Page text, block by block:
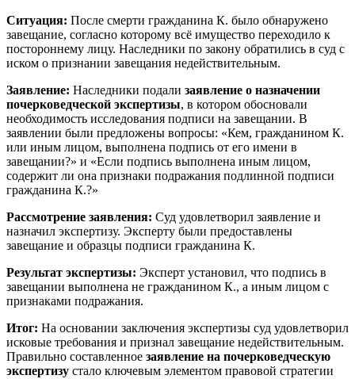
Ситуация: После смерти гражданина К. было обнаружено
завещание, согласно которому всё имущество переходило к
постороннему лицу. Наследники по закону обратились в суд с
иском о признании завещания недействительным.
Заявление: Наследники подали заявление о назначении
почерковедческой экспертизы, в котором обосновали
необходимость исследования подписи на завещании. В
заявлении были предложены вопросы: «Кем, гражданином К.
или иным лицом, выполнена подпись от его имени в
завещании?» и «Если подпись выполнена иным лицом,
содержит ли она признаки подражания подлинной подписи
гражданина К.?»
Рассмотрение заявления: Суд удовлетворил заявление и
назначил экспертизу. Эксперту были предоставлены
завещание и образцы подписи гражданина К.
Результат экспертизы: Эксперт установил, что подпись в
завещании выполнена не гражданином К., а иным лицом с
признаками подражания.
Итог: На основании заключения экспертизы суд удовлетворил
исковые требования и признал завещание недействительным.
Правильно составленное заявление на почерковедческую
экспертизу стало ключевым элементом правовой стратегии